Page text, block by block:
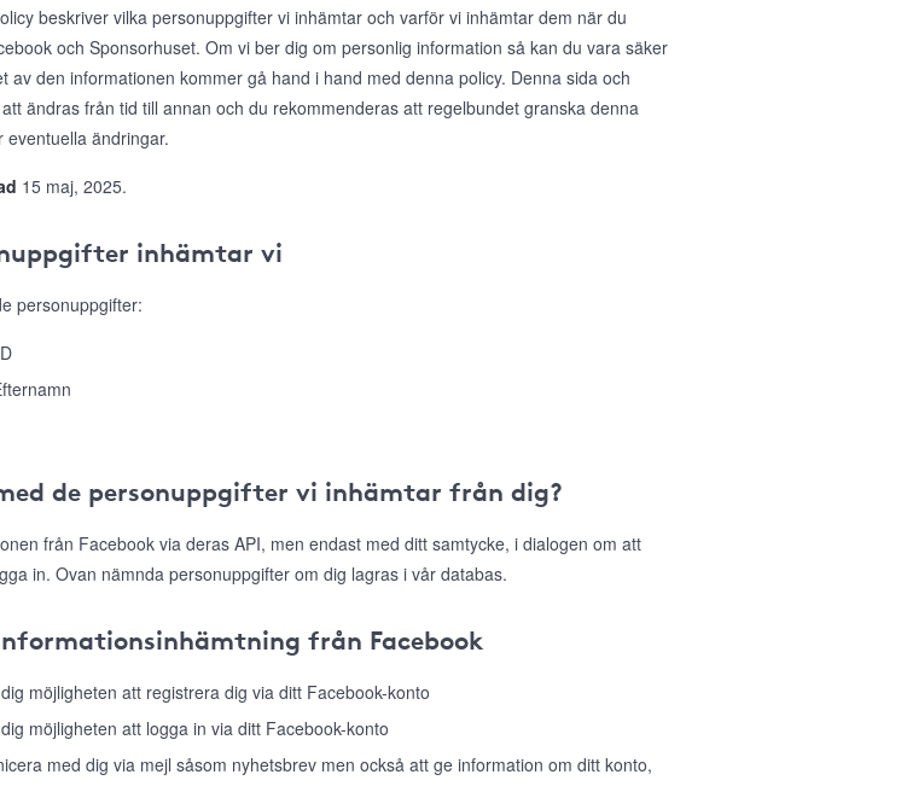
beskriver vilka personuppgifter vi inhämtar och varför vi inhämtar dem när du
och Sponsorhuset. Om vi ber dig om personlig information så kan du vara säker
av den informationen kommer gå hand i hand med denna policy. Denna sida och
ändras från tid till annan och du rekommenderas att regelbundet granska denna
eventuella ändringar.
15 maj, 2025.
inhämtar vi
personuppgifter:
de personuppgifter vi inhämtar från dig?
från Facebook via deras API, men endast med ditt samtycke, i dialogen om att
in. Ovan nämnda personuppgifter om dig lagras i vår databas.
från Facebook
möjligheten att registrera dig via ditt Facebook-konto
möjligheten att logga in via ditt Facebook-konto
med dig via mejl såsom nyhetsbrev men också att ge information om ditt konto,